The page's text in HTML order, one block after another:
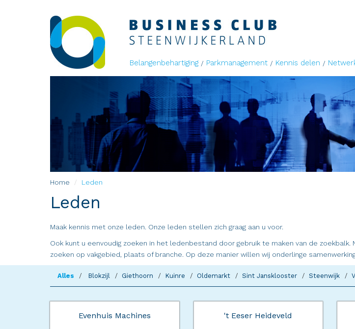
Belangenbehartiging Parkmanagement Kennis delen
Home
Leden
Leden
Maak kennis met onze leden. Onze leden stellen zich graag aan u voor.
Ook kunt u eenvoudig zoeken in het ledenbestand door gebruik te maken van de
zoeken op vakgebied, plaats of branche. Op deze manier willen wij onderlinge
Alles Blokzijl Giethoorn Kuinre Oldemarkt Sint Jansklooster Steenwijk
Evenhuis Machines 't Eeser Heideveld